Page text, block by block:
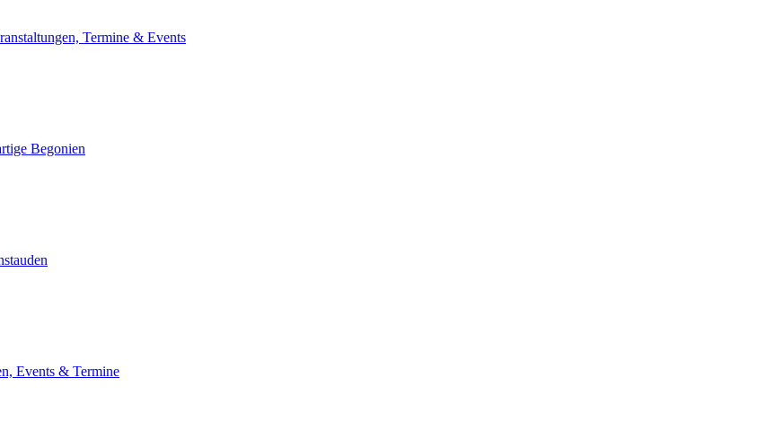
Termine & Events
Begonien
Events & Termine